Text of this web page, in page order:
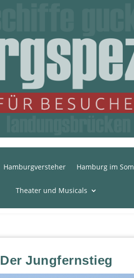
Hamburgversteher Hamburg im
Theater und Musicals
Der Jungfernstieg